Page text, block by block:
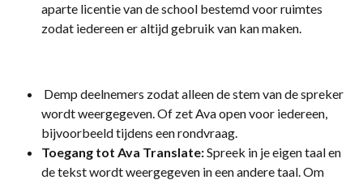
aparte licentie van de school bestemd voor ruimtes
zodat iedereen er altijd gebruik van kan maken.
Demp deelnemers zodat alleen de stem van de spreker
wordt weergegeven. Of zet Ava open voor iedereen,
bijvoorbeeld tijdens een rondvraag.
Toegang tot Ava Translate: Spreek in je eigen taal en
de tekst wordt weergegeven in een andere taal. Om